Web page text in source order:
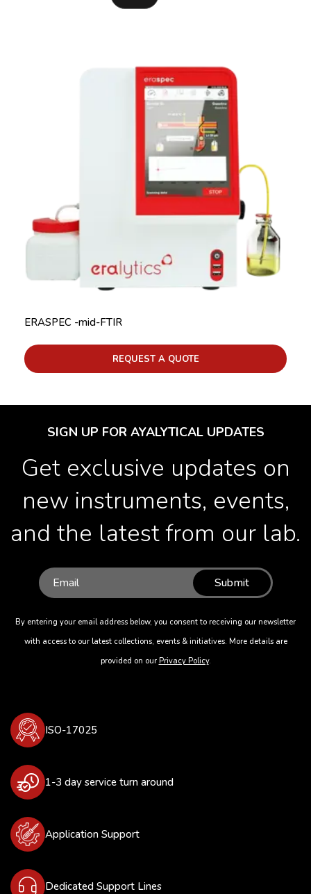
ERASPEC -mid-FTIR
REQUEST A QUOTE
SIGN UP FOR AYALYTICAL UPDATES
Get exclusive updates on
new instruments, events,
and the latest from our lab.
Submit
By entering your email address below, you consent to receiving our newsletter
with access to our latest collections, events & initiatives. More details are
provided on our Privacy Policy.
ISO-17025
1-3 day service turn around
Application Support
Dedicated Support Lines